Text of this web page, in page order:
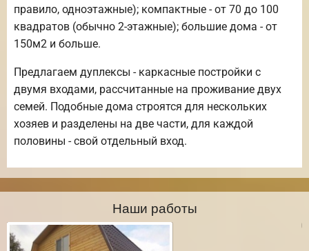
правило, одноэтажные); компактные - от 70 до 100
квадратов (обычно 2-этажные); большие дома - от
150м2 и больше.
Предлагаем дуплексы - каркасные постройки с
двумя входами, рассчитанные на проживание двух
семей. Подобные дома строятся для нескольких
хозяев и разделены на две части, для каждой
половины - свой отдельный вход.
Наши работы